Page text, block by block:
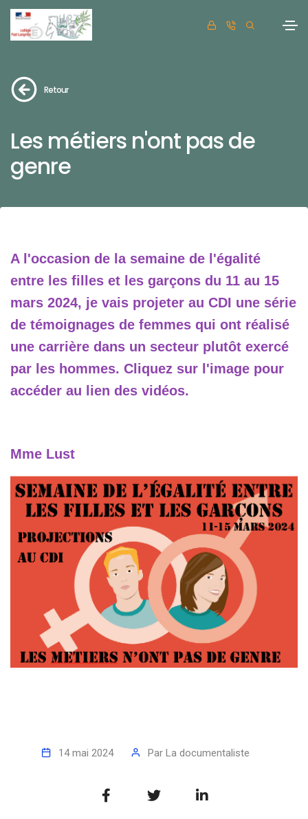
Retour
Les métiers n'ont pas de
genre
A l'occasion de la semaine de l'égalité
entre les filles et les garçons du 11 au 15
mars 2024, je vais projeter au CDI une série
de témoignages de femmes qui ont réalisé
une carrière dans un secteur plutôt exercé
par les hommes. Cliquez sur l'image pour
accéder au lien des vidéos.
Mme Lust
14 mai 2024 Par La documentaliste